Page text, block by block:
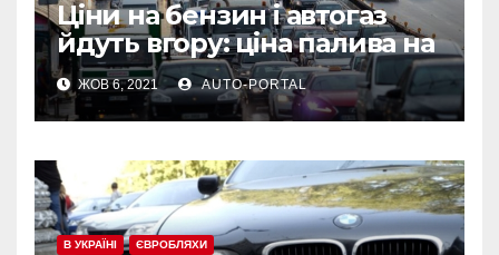
Ціни на бензин і автогаз
йдуть вгору: ціна палива на
АЗС
ЖОВ 6, 2021 AUTO-PORTAL
В УКРАЇНІ ЄВРОБЛЯХИ